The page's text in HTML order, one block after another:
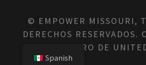
© EMPOWER MISSOURI,
DERECHOS RESERVADOS.
MIEMBRO DE
Spanish